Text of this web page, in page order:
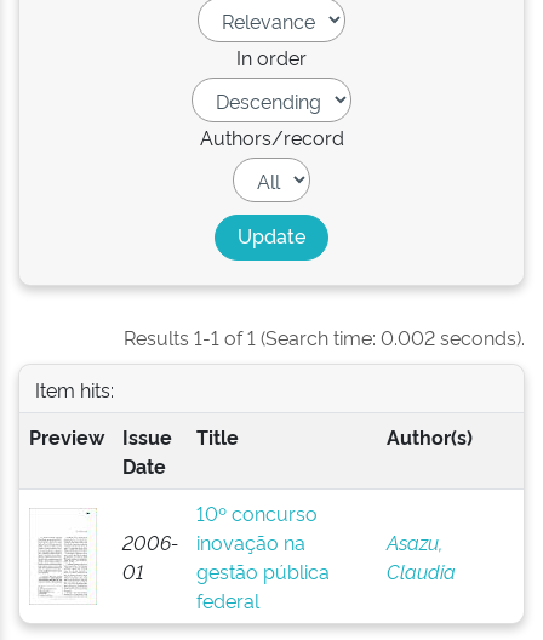
In order
Authors/record
Results 1-1 of 1 (Search time: 0.002 seconds).
Item hits:
Preview
Issue
Date
Title Author(s)
2006-
01
10º concurso
inovação na
gestão pública
federal
Asazu,
Claudia